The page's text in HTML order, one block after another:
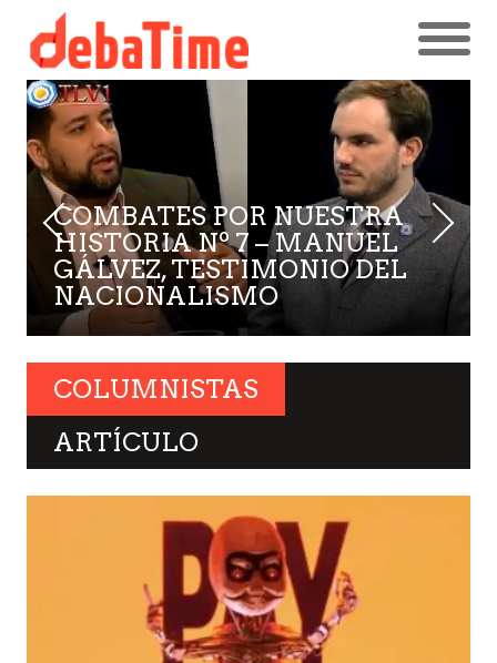
COMBATES POR NUESTRA
HISTORIA Nº 7 – MANUEL
GÁLVEZ, TESTIMONIO DEL
NACIONALISMO
COLUMNISTAS
ARTÍCULO